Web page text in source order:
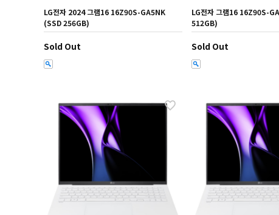
LG전자 2024 그램16 16Z90S-GA5NK
(SSD 256GB)
Sold Out
LG전자 그램16 16Z90S-
512GB)
Sold Out